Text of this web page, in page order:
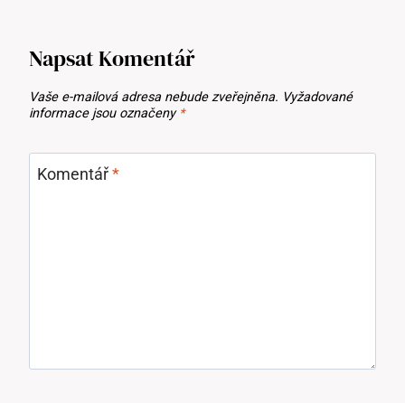
Napsat Komentář
Vaše e-mailová adresa nebude zveřejněna. Vyžadované
informace jsou označeny *
Komentář*